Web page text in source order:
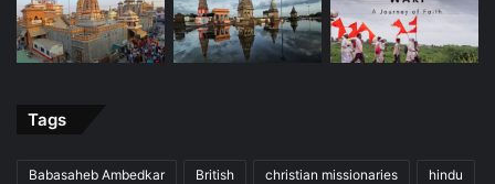
Tags
Babasaheb Ambedkar British christian missionaries hindu